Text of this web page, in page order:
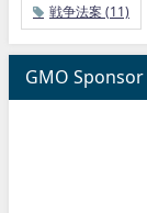
戦争法案 (11)
GMO Sponsor